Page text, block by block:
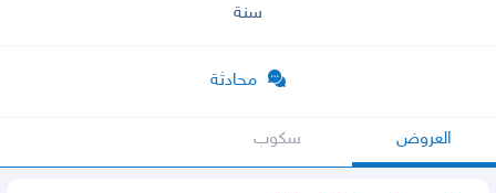
سنة
محادثة
العروض سكوب